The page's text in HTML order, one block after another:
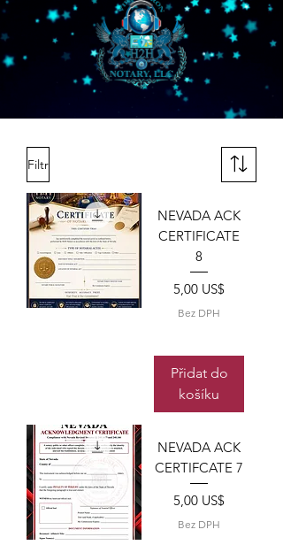
Filtr
NEVADA ACK
CERTIFICATE
8
Cena
5,00 US$
Bez DPH
Přidat do
košíku
NEVADA ACK
CERTIFCATE 7
Cena
5,00 US$
Bez DPH